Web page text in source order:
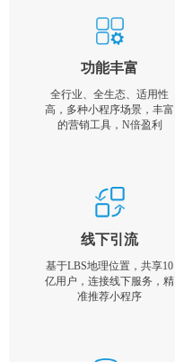
功能丰富
全行业、全生态、适用性
高，多种小程序场景，丰富
的营销工具，N倍盈利
线下引流
基于LBS地理位置，共享10
亿用户，连接线下服务，精
准推荐小程序